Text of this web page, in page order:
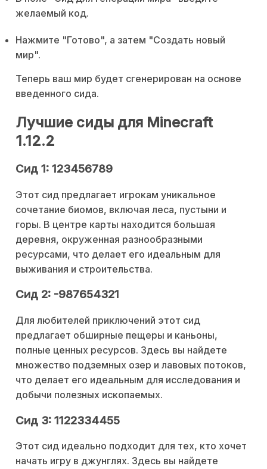
желаемый код.
Нажмите "Готово", а затем "Создать новый
мир".
Теперь ваш мир будет сгенерирован на основе
введенного сида.
Лучшие сиды для Minecraft
1.12.2
Сид 1: 123456789
Этот сид предлагает игрокам уникальное
сочетание биомов, включая леса, пустыни и
горы. В центре карты находится большая
деревня, окруженная разнообразными
ресурсами, что делает его идеальным для
выживания и строительства.
Сид 2: -987654321
Для любителей приключений этот сид
предлагает обширные пещеры и каньоны,
полные ценных ресурсов. Здесь вы найдете
множество подземных озер и лавовых потоков,
что делает его идеальным для исследования и
добычи полезных ископаемых.
Сид 3: 1122334455
Этот сид идеально подходит для тех, кто хочет
начать игру в джунглях. Здесь вы найдете